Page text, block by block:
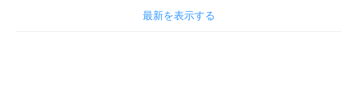
最新を表示する